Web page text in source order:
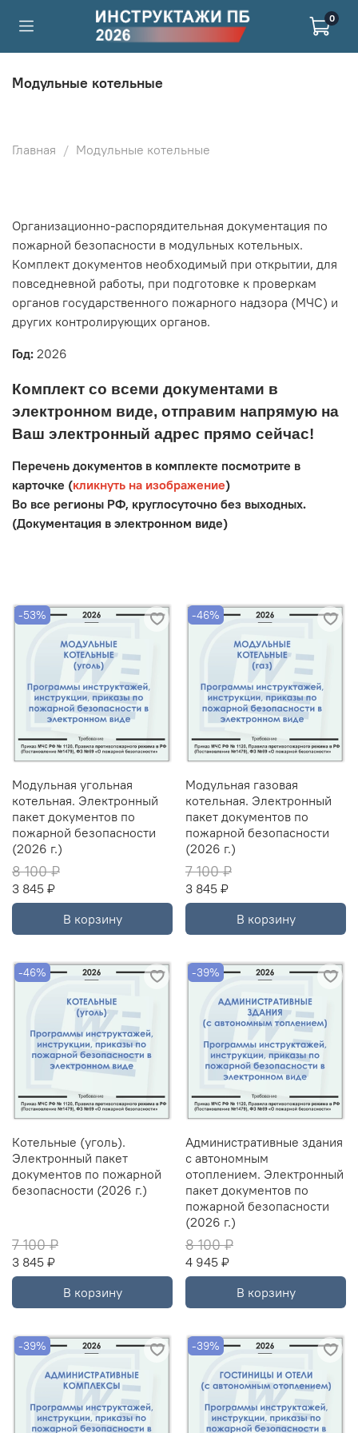
0
Модульные котельные
Главная Модульные котельные
Организационно-распорядительная документация по
пожарной безопасности в модульных котельных.
Комплект документов необходимый при открытии, для
повседневной работы, при подготовке к проверкам
органов государственного пожарного надзора (МЧС) и
других контролирующих органов.
Год: 2026
Комплект со всеми документами в
электронном виде, отправим напрямую на
Ваш электронный адрес прямо сейчас!
Перечень документов в комплекте посмотрите в
карточке (кликнуть на изображение)
Во все регионы РФ, круглосуточно без выходных.
(Документация в электронном виде)
-53%
Модульная угольная
котельная. Электронный
пакет документов по
пожарной безопасности
(2026 г.)
8 100 ₽
3 845 ₽
В корзину
-46%
Модульная газовая
котельная. Электронный
пакет документов по
пожарной безопасности
(2026 г.)
7 100 ₽
3 845 ₽
В корзину
-46%
Котельные (уголь).
Электронный пакет
документов по пожарной
безопасности (2026 г.)
7 100 ₽
3 845 ₽
В корзину
-39%
Административные здания
с автономным
отоплением. Электронный
пакет документов по
пожарной безопасности
(2026 г.)
8 100 ₽
4 945 ₽
В корзину
-39% -39%